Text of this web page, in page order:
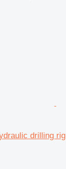
drilling rig